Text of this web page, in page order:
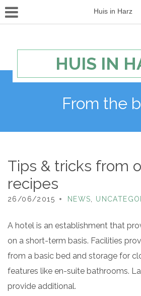
Huis in Harz
HUIS IN
From the
Tips & tricks from
recipes
26/06/2015 NEWS
A hotel is an establishment that
on a short-term basis. Facilities
from a basic bed and storage for
features like en-suite bathrooms.
provide additional.